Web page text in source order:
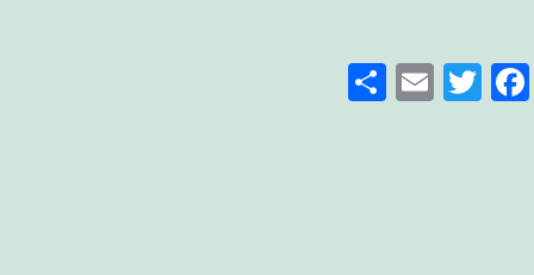
Facebook
Twitter
Email